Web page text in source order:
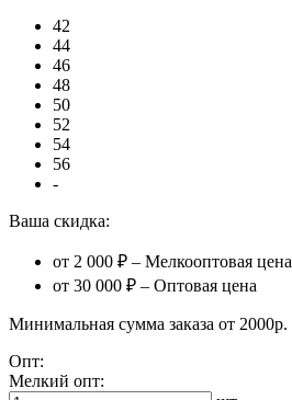
42
44
46
48
50
52
54
56
-
Ваша скидка:
от 2 000 ₽ – Мелкооптовая цена
от 30 000 ₽ – Оптовая цена
Минимальная сумма заказа от 2000р.
Опт:
Мелкий опт: